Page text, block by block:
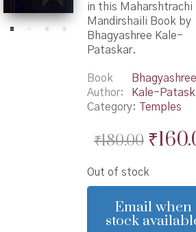
in this Maharshtrachi
Mandirshaili Book by
Bhagyashree Kale-
Pataskar.
Book
Author
Bhagyashree
Kale-
Category: Temples
₹180.00
was:
₹
Out of stock
Email when
stock